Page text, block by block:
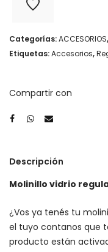
cantidad
Categorías:ACCESORIOS,
Etiquetas:Accesorios,
Compartir con
Descripción
Molinillo vidrio
¿Vos ya tenés tu
el tuyo contanos que
producto están